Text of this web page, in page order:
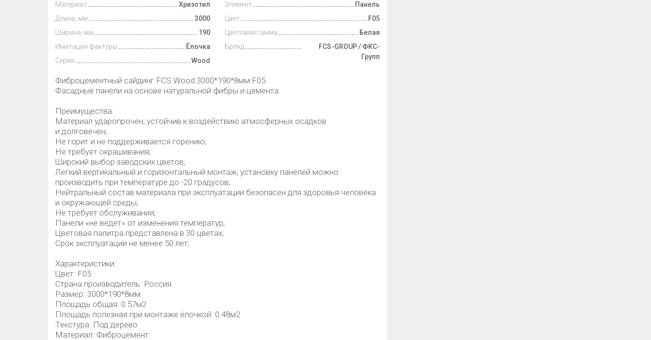
Материал
Хризотил
Длина, мм
3000
Ширина, мм
190
Имитация фактуры
Ёлочка
Серия
Wood
Элемент
Панель
Цвет
F05
Цветовая гамма
Белая
Бренд
FCS-GROUP / ФКС-
Групп
Фиброцементный сайдинг FCS Wood 3000*190*8мм F05
Фасадные панели на основе натуральной фибры и цемента.
Преимущества:
Материал ударопрочен, устойчив к воздействию атмосферных осадков
и долговечен;
Не горит и не поддерживается горению;
Не требует окрашивания;
Широкий выбор заводских цветов;
Легкий вертикальный и горизонтальный монтаж, установку панелей можно
производить при температуре до -20 градусов;
Нейтральный состав материала при эксплуатации безопасен для здоровья человека
и окружающей среды;
Не требует обслуживания;
Панели «не ведет» от изменения температур;
Цветовая палитра представлена в 30 цветах;
Срок эксплуатации не менее 50 лет;
Характеристики:
Цвет: F05
Страна производитель: Россия
Размер: 3000*190*8мм
Площадь общая: 0.57м2
Площадь полезная при монтаже ёлочкой: 0.48м2
Текстура: Под дерево
Материал: Фиброцемент